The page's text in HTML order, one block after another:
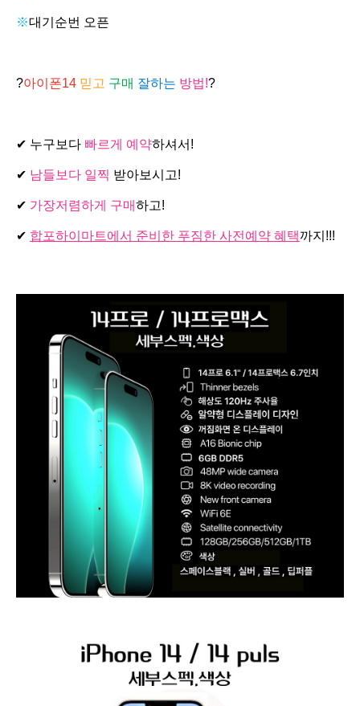
※대기순번 오픈
?아이폰14 믿고 구매 잘하는 방법!?
✔ 누구보다 빠르게 예약하셔서!
✔ 남들보다 일찍 받아보시고!
✔ 가장저렴하게 구매하고!
✔ 합포하이마트에서 준비한 푸짐한 사전예약 혜택까지!!!